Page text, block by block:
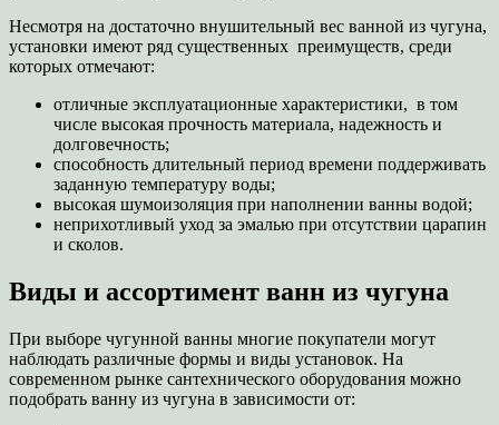
Несмотря на достаточно внушительный вес ванной из чугуна,
установки имеют ряд существенных преимуществ, среди
которых отмечают:
отличные эксплуатационные характеристики, в том
числе высокая прочность материала, надежность и
долговечность;
способность длительный период времени поддерживать
заданную температуру воды;
высокая шумоизоляция при наполнении ванны водой;
неприхотливый уход за эмалью при отсутствии царапин
и сколов.
Виды и ассортимент ванн из чугуна
При выборе чугунной ванны многие покупатели могут
наблюдать различные формы и виды установок. На
современном рынке сантехнического оборудования можно
подобрать ванну из чугуна в зависимости от: